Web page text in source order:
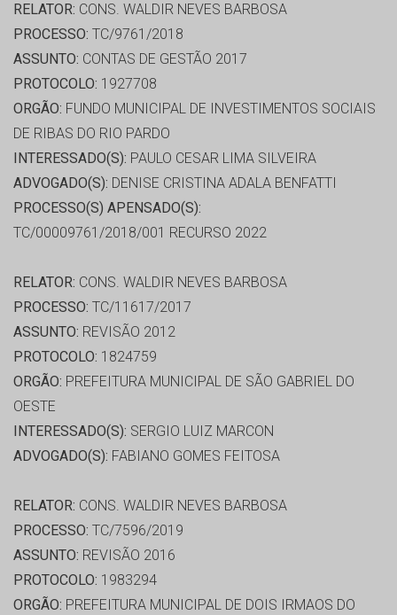
RELATOR: CONS. WALDIR NEVES BARBOSA
PROCESSO: TC/9761/2018
ASSUNTO: CONTAS DE GESTÃO 2017
PROTOCOLO: 1927708
ORGÃO: FUNDO MUNICIPAL DE INVESTIMENTOS SOCIAIS
DE RIBAS DO RIO PARDO
INTERESSADO(S): PAULO CESAR LIMA SILVEIRA
ADVOGADO(S): DENISE CRISTINA ADALA BENFATTI
PROCESSO(S) APENSADO(S):
TC/00009761/2018/001 RECURSO 2022
RELATOR: CONS. WALDIR NEVES BARBOSA
PROCESSO: TC/11617/2017
ASSUNTO: REVISÃO 2012
PROTOCOLO: 1824759
ORGÃO: PREFEITURA MUNICIPAL DE SÃO GABRIEL DO
OESTE
INTERESSADO(S): SERGIO LUIZ MARCON
ADVOGADO(S): FABIANO GOMES FEITOSA
RELATOR: CONS. WALDIR NEVES BARBOSA
PROCESSO: TC/7596/2019
ASSUNTO: REVISÃO 2016
PROTOCOLO: 1983294
ORGÃO: PREFEITURA MUNICIPAL DE DOIS IRMAOS DO